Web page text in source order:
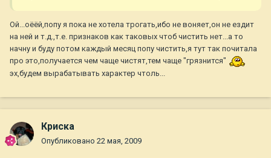
Ой...оёёй,попу я пока не хотела трогать,ибо не воняет,он не ездит
на ней и т.д.,т.е. признаков как таковых чтоб чистить нет...а то
начну и буду потом каждый месяц попу чистить,я тут так почитала
про это,получается чем чаще чистят,тем чаще "грязнится"
эх,будем вырабатывать характер чтоль...
Криска
Опубликовано 22 мая, 2009